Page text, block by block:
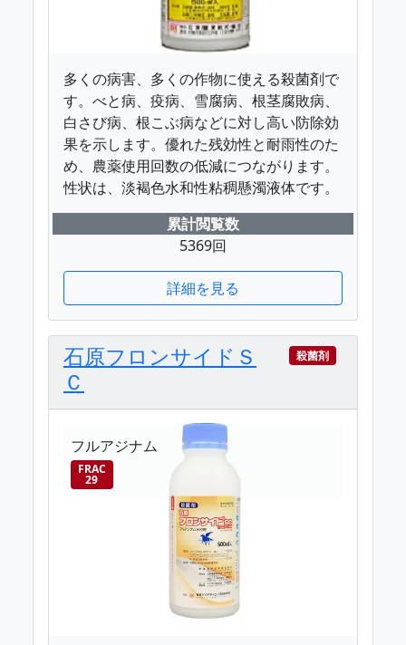
多くの病害、多くの作物に使える殺菌剤で
す。べと病、疫病、雪腐病、根茎腐敗病、
白さび病、根こぶ病などに対し高い防除効
果を示します。優れた残効性と耐雨性のた
め、農薬使用回数の低減につながります。
性状は、淡褐色水和性粘稠懸濁液体です。
累計閲覧数
5369回
詳細を見る
石原フロンサイドＳ
Ｃ
殺菌剤
フルアジナム
FRAC
29